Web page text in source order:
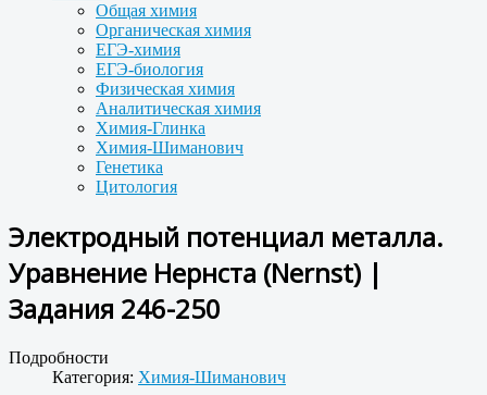
Общая химия
Органическая химия
ЕГЭ-химия
ЕГЭ-биология
Физическая химия
Аналитическая химия
Химия-Глинка
Химия-Шиманович
Генетика
Цитология
Электродный потенциал металла.
Уравнение Нернста (Nernst) |
Задания 246-250
Подробности
Категория: Химия-Шиманович